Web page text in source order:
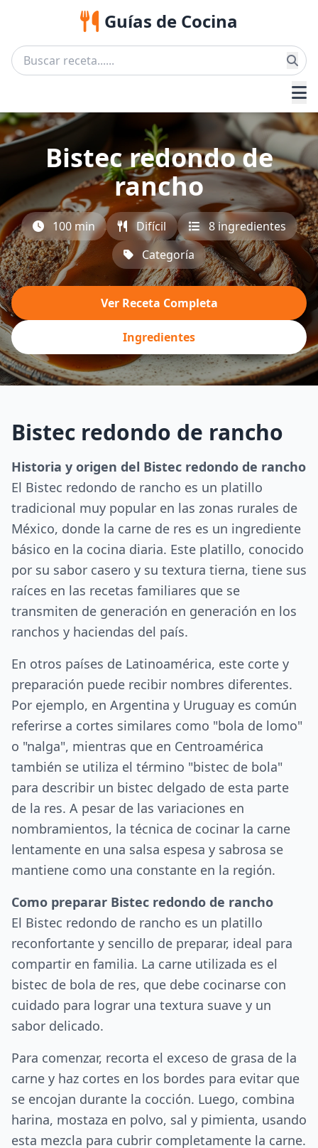
Guías de Cocina
Bistec redondo de
rancho
100 min Difícil
8 ingredientes
Categoría
Ver Receta Completa
Ingredientes
Bistec redondo de rancho
Historia y origen del Bistec redondo de rancho
El Bistec redondo de rancho es un platillo
tradicional muy popular en las zonas rurales de
México, donde la carne de res es un ingrediente
básico en la cocina diaria. Este platillo, conocido
por su sabor casero y su textura tierna, tiene sus
raíces en las recetas familiares que se
transmiten de generación en generación en los
ranchos y haciendas del país.
En otros países de Latinoamérica, este corte y
preparación puede recibir nombres diferentes.
Por ejemplo, en Argentina y Uruguay es común
referirse a cortes similares como "bola de lomo"
o "nalga", mientras que en Centroamérica
también se utiliza el término "bistec de bola"
para describir un bistec delgado de esta parte
de la res. A pesar de las variaciones en
nombramientos, la técnica de cocinar la carne
lentamente en una salsa espesa y sabrosa se
mantiene como una constante en la región.
Como preparar Bistec redondo de rancho
El Bistec redondo de rancho es un platillo
reconfortante y sencillo de preparar, ideal para
compartir en familia. La carne utilizada es el
bistec de bola de res, que debe cocinarse con
cuidado para lograr una textura suave y un
sabor delicado.
Para comenzar, recorta el exceso de grasa de la
carne y haz cortes en los bordes para evitar que
se encojan durante la cocción. Luego, combina
harina, mostaza en polvo, sal y pimienta, usando
esta mezcla para cubrir completamente la carne.